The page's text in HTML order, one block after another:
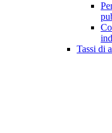
Tassi di